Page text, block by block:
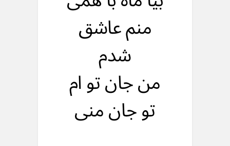
منم عاشق
شدم
من جان تو ام
تو جان منی